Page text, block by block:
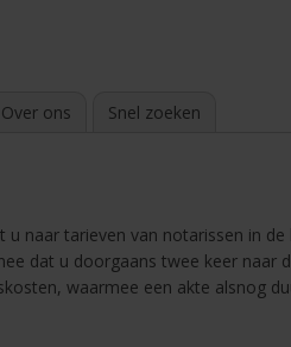
u naar tarieven van notarissen in
dat u doorgaans twee keer naar
waarmee een akte alsnog
Over ons Snel zoeken